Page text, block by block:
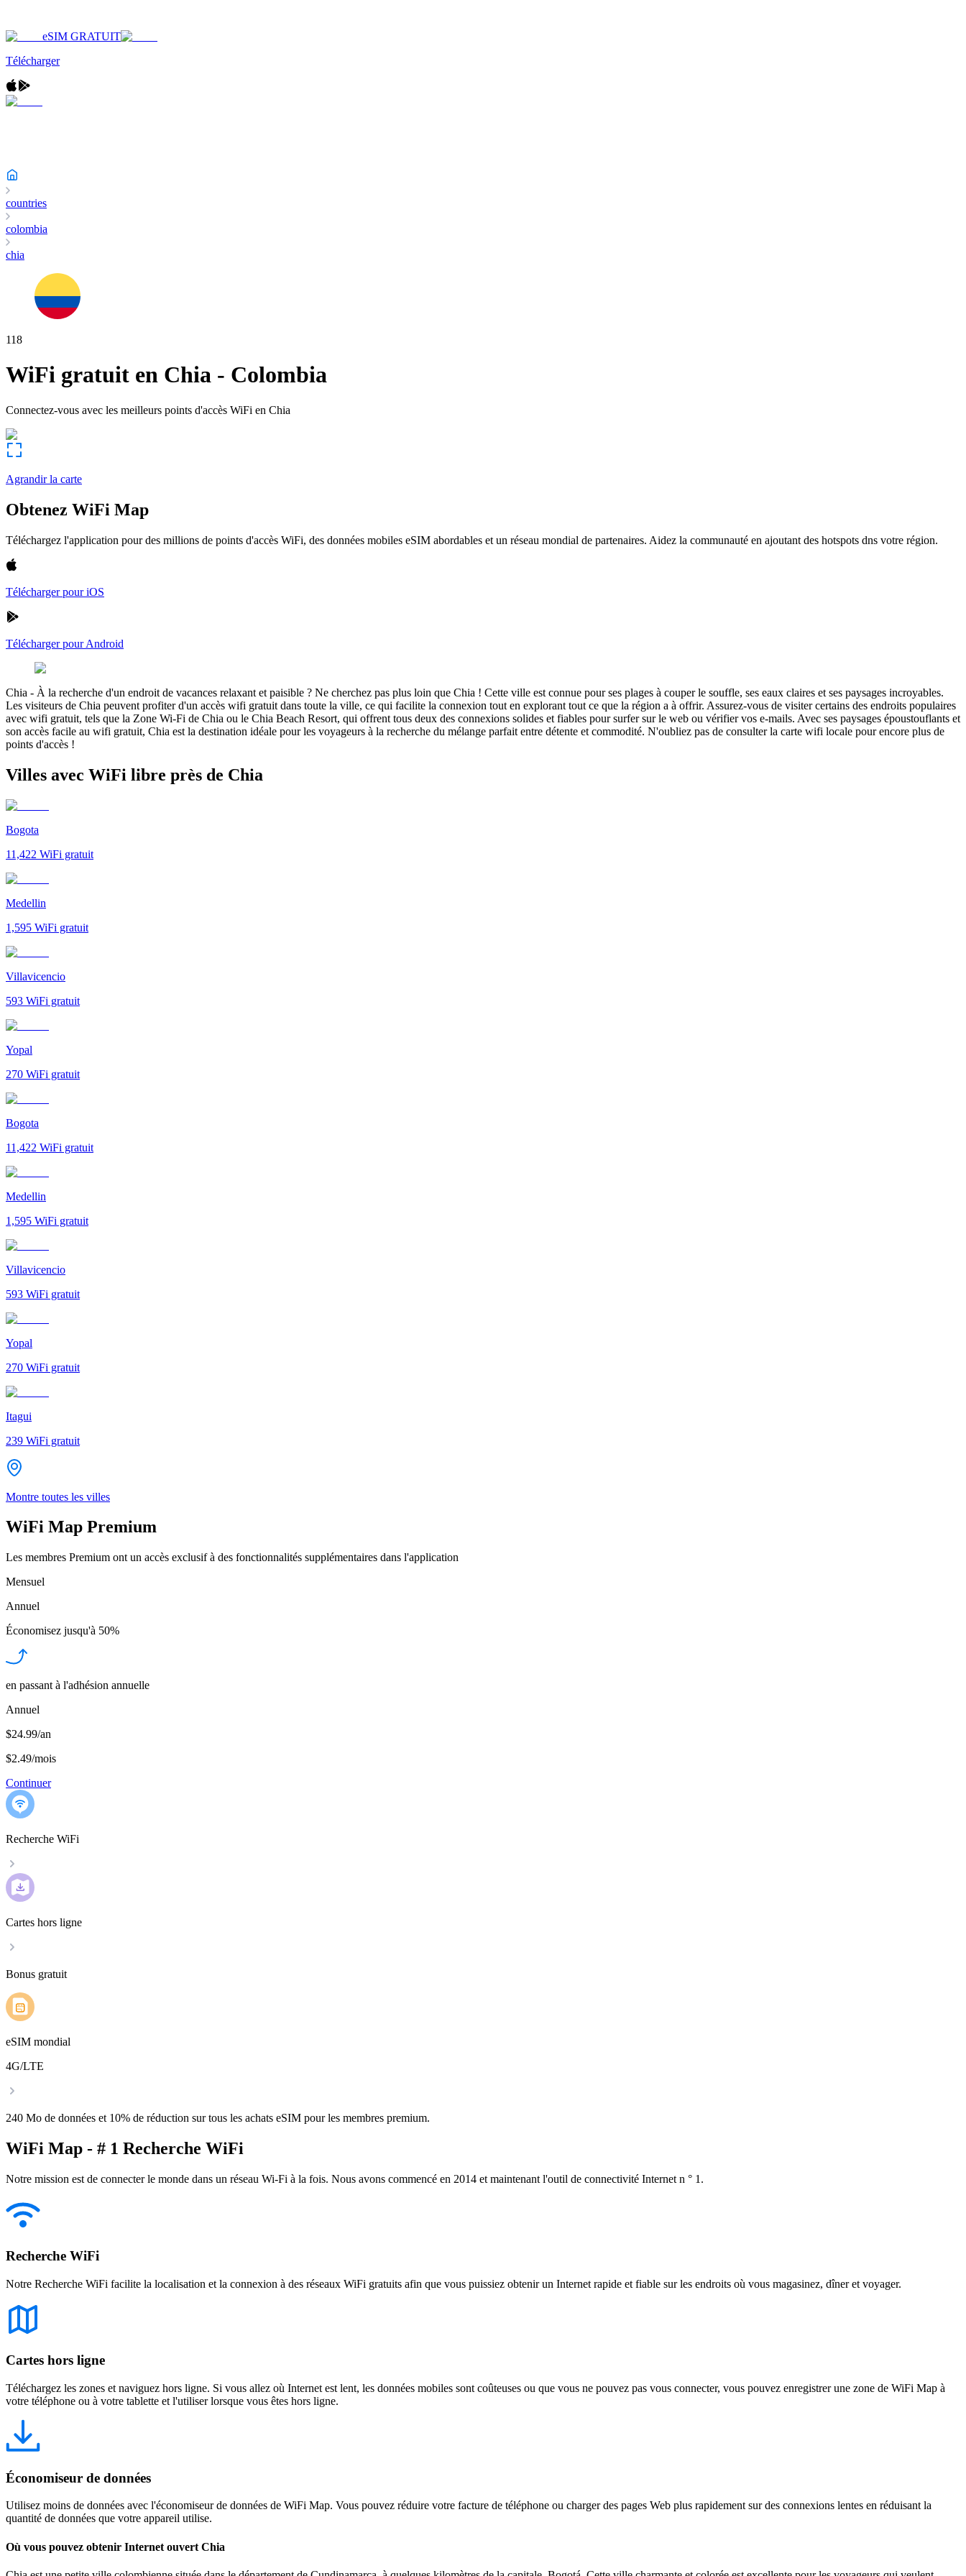
eSIM GRATUIT
Télécharger
countries
colombia
chia
118
WiFi gratuit en Chia - Colombia
Connectez-vous avec les meilleurs points d'accès WiFi en Chia
Agrandir la carte
Obtenez WiFi Map
Téléchargez l'application pour des millions de points d'accès WiFi, des données mobiles eSIM abordables et un réseau mondial de partenaires. Aidez la communauté en ajoutant des hotspots dns votre région.
Télécharger pour iOS
Télécharger pour Android
Chia - À la recherche d'un endroit de vacances relaxant et paisible ? Ne cherchez pas plus loin que Chia ! Cette ville est connue pour ses plages à couper le souffle, ses eaux claires et ses paysages incroyables.
Les visiteurs de Chia peuvent profiter d'un accès wifi gratuit dans toute la ville, ce qui facilite la connexion tout en explorant tout ce que la région a à offrir. Assurez-vous de visiter certains des endroits populaires
avec wifi gratuit, tels que la Zone Wi-Fi de Chia ou le Chia Beach Resort, qui offrent tous deux des connexions solides et fiables pour surfer sur le web ou vérifier vos e-mails. Avec ses paysages époustouflants et
son accès facile au wifi gratuit, Chia est la destination idéale pour les voyageurs à la recherche du mélange parfait entre détente et commodité. N'oubliez pas de consulter la carte wifi locale pour encore plus de
points d'accès !
Villes avec WiFi libre près de Chia
Bogota
11,422 WiFi gratuit
Medellin
1,595 WiFi gratuit
Villavicencio
593 WiFi gratuit
Yopal
270 WiFi gratuit
Bogota
11,422 WiFi gratuit
Medellin
1,595 WiFi gratuit
Villavicencio
593 WiFi gratuit
Yopal
270 WiFi gratuit
Itagui
239 WiFi gratuit
Montre toutes les villes
WiFi Map Premium
Les membres Premium ont un accès exclusif à des fonctionnalités supplémentaires dans l'application
Mensuel
Annuel
Économisez jusqu'à 50%
en passant à l'adhésion annuelle
Annuel
$24.99/an
$2.49/mois
Continuer
Recherche WiFi
Cartes hors ligne
Bonus gratuit
eSIM mondial
4G/LTE
240 Mo de données et 10% de réduction sur tous les achats eSIM pour les membres premium.
WiFi Map - # 1 Recherche WiFi
Notre mission est de connecter le monde dans un réseau Wi-Fi à la fois. Nous avons commencé en 2014 et maintenant l'outil de connectivité Internet n ° 1.
Recherche WiFi
Notre Recherche WiFi facilite la localisation et la connexion à des réseaux WiFi gratuits afin que vous puissiez obtenir un Internet rapide et fiable sur les endroits où vous magasinez, dîner et voyager.
Cartes hors ligne
Téléchargez les zones et naviguez hors ligne. Si vous allez où Internet est lent, les données mobiles sont coûteuses ou que vous ne pouvez pas vous connecter, vous pouvez enregistrer une zone de WiFi Map à
votre téléphone ou à votre tablette et l'utiliser lorsque vous êtes hors ligne.
Économiseur de données
Utilisez moins de données avec l'économiseur de données de WiFi Map. Vous pouvez réduire votre facture de téléphone ou charger des pages Web plus rapidement sur des connexions lentes en réduisant la
quantité de données que votre appareil utilise.
Où vous pouvez obtenir Internet ouvert Chia